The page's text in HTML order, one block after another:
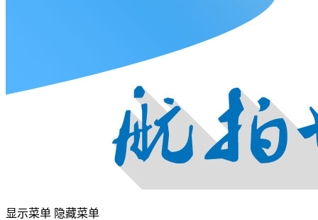
显示菜单 隐藏菜单